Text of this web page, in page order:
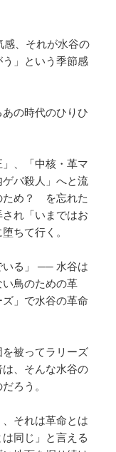
感、それが水谷の
」という季節感
の時代のひりひ
、「中核・革マ
バ殺人」へと流
ため？ を忘れた
れ「いまではお
ちて行く。
いる」 ── 水谷は
鳥のための革
」で水谷の革命
被ってラリーズ
、そんな水谷の
ろう。
、それは革命とは
同じ」と言える